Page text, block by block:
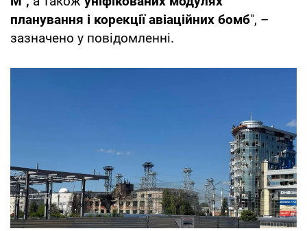
планування і корекції авіаційних бомб", –
зазначено у повідомленні.